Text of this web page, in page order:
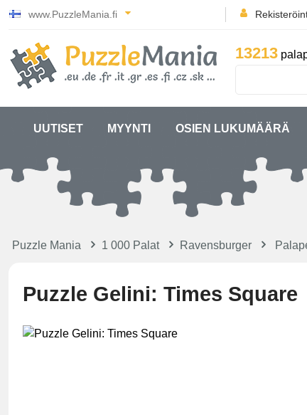
www.PuzzleMania.fi
13213
UUTISET MYYNTI OSIEN LUKUMÄÄRÄ
Puzzle Mania 1 000 Palat Ravensburger
Puzzle Gelini: Times Square